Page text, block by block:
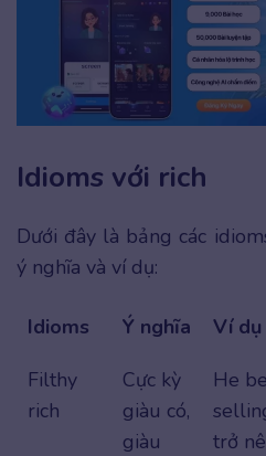
Idioms với rich
Dưới đây là bảng các
ý nghĩa và ví dụ:
Idioms Ý nghĩa
Ví dụ
Filthy
rich
Cực kỳ
giàu có,
giàu
He
trở